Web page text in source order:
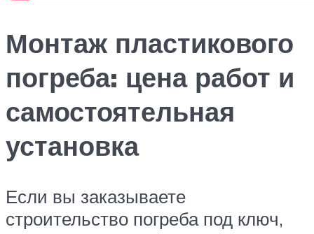
Монтаж пластикового
погреба: цена работ и
самостоятельная
установка
Если вы заказываете
строительство погреба под ключ,